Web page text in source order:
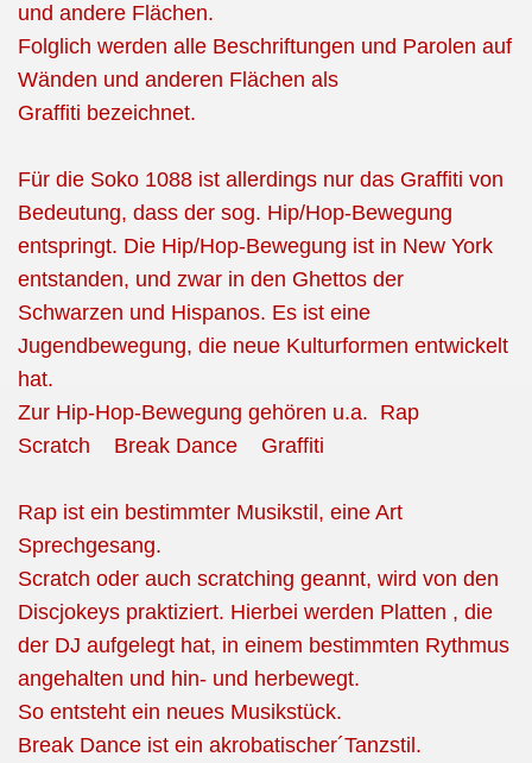
und andere Flächen.
Folglich werden alle Beschriftungen und Parolen auf
Wänden und anderen Flächen als
Graffiti bezeichnet.
Für die Soko 1088 ist allerdings nur das Graffiti von
Bedeutung, dass der sog. Hip/Hop-Bewegung
entspringt. Die Hip/Hop-Bewegung ist in New York
entstanden, und zwar in den Ghettos der
Schwarzen und Hispanos. Es ist eine
Jugendbewegung, die neue Kulturformen entwickelt
hat.
Zur Hip-Hop-Bewegung gehören u.a. Rap
Scratch Break Dance Graffiti
Rap ist ein bestimmter Musikstil, eine Art
Sprechgesang.
Scratch oder auch scratching geannt, wird von den
Discjokeys praktiziert. Hierbei werden Platten , die
der DJ aufgelegt hat, in einem bestimmten Rythmus
angehalten und hin- und herbewegt.
So entsteht ein neues Musikstück.
Break Dance ist ein akrobatischer´Tanzstil.